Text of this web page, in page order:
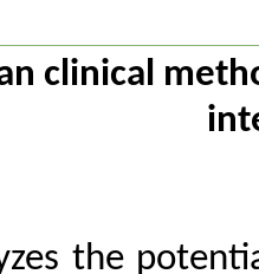
clinical
the